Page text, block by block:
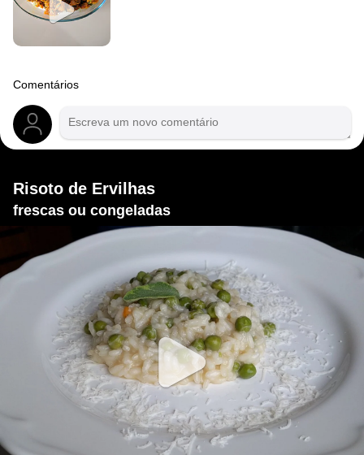
Comentários
Risoto de Ervilhas
frescas ou congeladas